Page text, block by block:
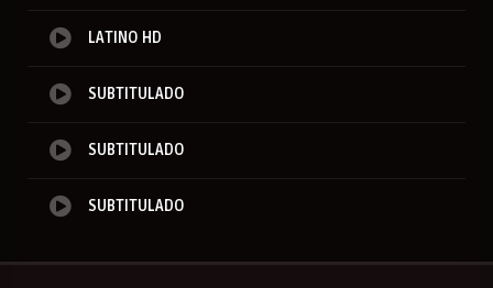
LATINO HD
SUBTITULADO
SUBTITULADO
SUBTITULADO